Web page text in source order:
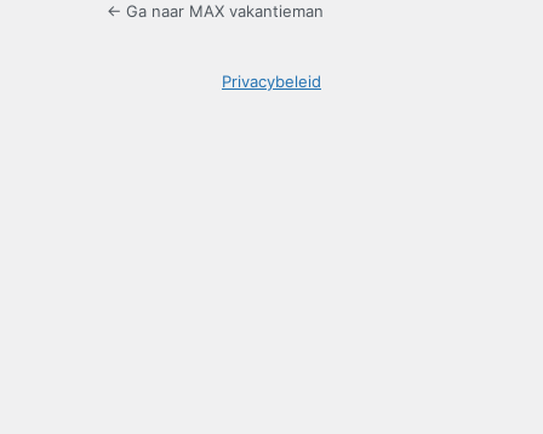
← Ga naar MAX vakantieman
Privacybeleid